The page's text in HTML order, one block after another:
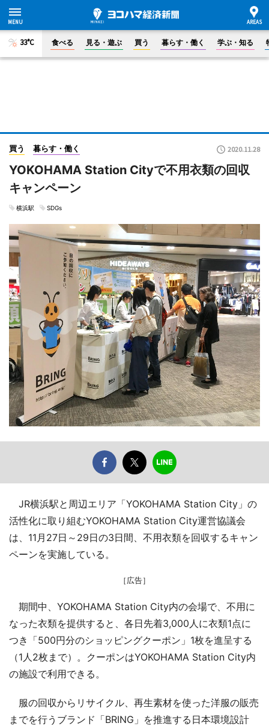
33°C 食べる 見る・遊ぶ 買う 暮らす・働く 学ぶ・知る
買う 暮らす・働く 2020.11.28
YOKOHAMA Station Cityで不用衣類の回収
キャンペーン
横浜駅 SDGs
JR横浜駅と周辺エリア「YOKOHAMA Station City」の
活性化に取り組むYOKOHAMA Station City運営協議会
は、11月27日～29日の3日間、不用衣類を回収するキャン
ペーンを実施している。
［広告］
期間中、YOKOHAMA Station City内の会場で、不用に
なった衣類を提供すると、各日先着3,000人に衣類1点に
つき「500円分のショッピングクーポン」1枚を進呈する
（1人2枚まで）。クーポンはYOKOHAMA Station City内
の施設で利用できる。
服の回収からリサイクル、再生素材を使った洋服の販売
までを行うブランド「BRING」を推進する日本環境設計